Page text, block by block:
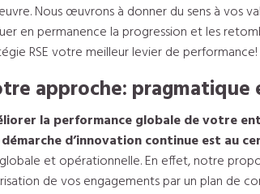
Nous œuvrons à donner du sens à vos
en permanence la progression et les
RSE votre meilleur levier de performance!
approche:
la performance globale de votre
d’innovation continue est au
et opérationnelle. En effet, notre
de vos engagements par un plan de